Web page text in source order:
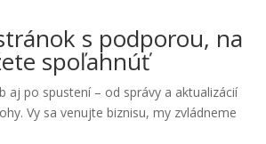
s podporou, na
spoľahnúť
aj po spustení – od správy a aktualizácií
Vy sa venujte biznisu, my zvládneme